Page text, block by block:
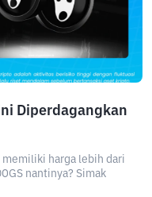
Diperdagangkan
memiliki harga lebih dari
nantinya? Simak